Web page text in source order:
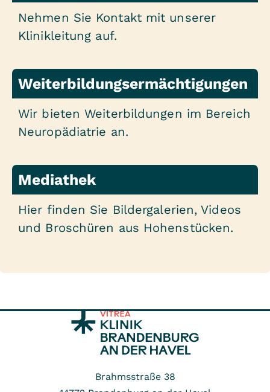
Nehmen Sie Kontakt mit unserer
Klinikleitung auf.
Weiterbildungsermächtigungen
Wir bieten Weiterbildungen im Bereich
Neuropädiatrie an.
Mediathek
Hier finden Sie Bildergalerien, Videos
und Broschüren aus Hohenstücken.
Brahmsstraße 38